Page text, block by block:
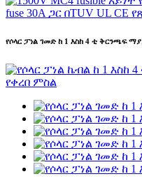
የሶላር ፓነል ገመድ ከ 1 እስከ 4 ቲ ቅርንጫፍ